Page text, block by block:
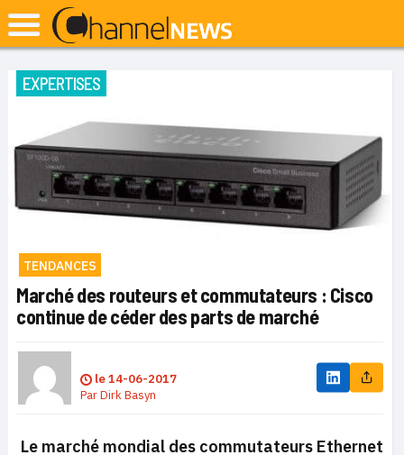
EXPERTISES
TENDANCES
Marché des routeurs et commutateurs : Cisco
continue de céder des parts de marché
le14-06-2017
ParDirk Basyn
Le marché mondial des commutateurs Ethernet